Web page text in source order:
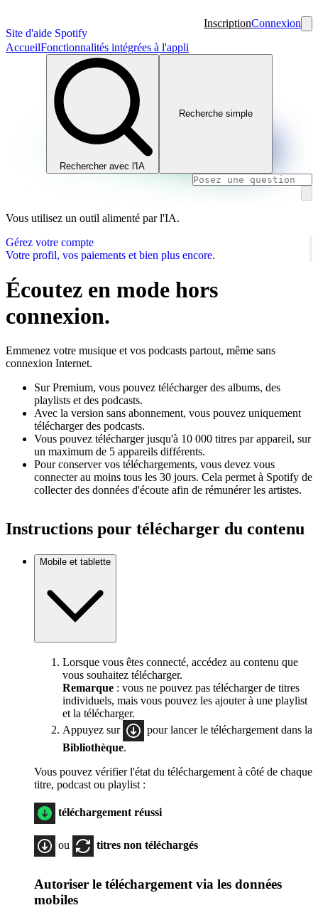
Site d'aide Spotify
InscriptionConnexion
AccueilFonctionnalités intégrées à l'appli
Rechercher avec l'IA
Recherche simple
Vous utilisez un outil alimenté par l'IA.
Gérez votre compte
Votre profil, vos paiements et bien plus encore.
Écoutez en mode hors
connexion.
Emmenez votre musique et vos podcasts partout, même sans
connexion Internet.
Sur Premium, vous pouvez télécharger des albums, des
playlists et des podcasts.
Avec la version sans abonnement, vous pouvez uniquement
télécharger des podcasts.
Vous pouvez télécharger jusqu'à 10 000 titres par appareil, sur
un maximum de 5 appareils différents.
Pour conserver vos téléchargements, vous devez vous
connecter au moins tous les 30 jours. Cela permet à Spotify de
collecter des données d'écoute afin de rémunérer les artistes.
Instructions pour télécharger du contenu
Mobile et tablette
Lorsque vous êtes connecté, accédez au contenu que
vous souhaitez télécharger.
Remarque : vous ne pouvez pas télécharger de titres
individuels, mais vous pouvez les ajouter à une playlist
et la télécharger.
Appuyez sur
pour lancer le téléchargement dans la
Bibliothèque.
Vous pouvez vérifier l'état du téléchargement à côté de chaque
titre, podcast ou playlist :
téléchargement réussi
ou titres non téléchargés
Autoriser le téléchargement via les données
mobiles